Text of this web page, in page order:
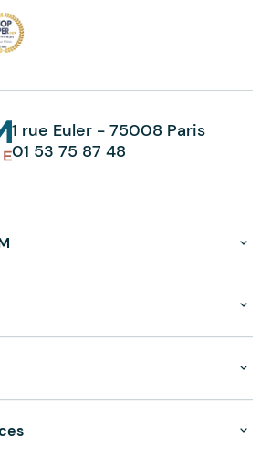
1 rue Euler - 75008 Paris
01 53 75 87 48